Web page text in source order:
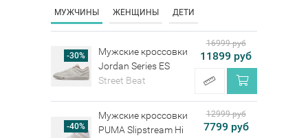
МУЖЧИНЫ ЖЕНЩИНЫ ДЕТИ
-30%
Мужские кроссовки
Jordan Series ES
Street Beat
16999 руб
11899 руб
-40%
Мужские кроссовки
PUMA Slipstream Hi
12999 руб
7799 руб